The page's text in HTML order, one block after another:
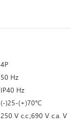
4P
50 Hz
IP40 Hz
(-)25-(+)70°C
250 V c.c.;690 V c.a. V